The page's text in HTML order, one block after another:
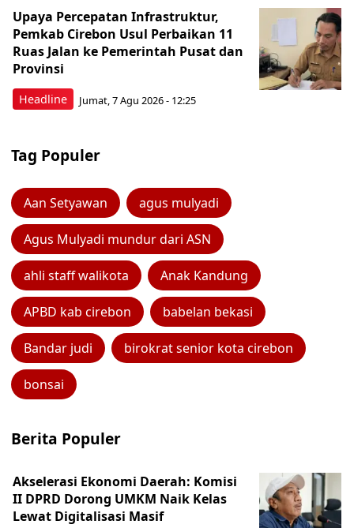
Headline
Upaya Percepatan Infrastruktur,
Pemkab Cirebon Usul Perbaikan 11
Ruas Jalan ke Pemerintah Pusat dan
Provinsi
Jumat, 7 Agu 2026 - 12:25
Tag Populer
Aan Setyawan agus mulyadi
Agus Mulyadi mundur dari ASN
ahli staff walikota Anak Kandung
APBD kab cirebon babelan bekasi
Bandar judi birokrat senior kota cirebon
bonsai
Berita Populer
Akselerasi Ekonomi Daerah: Komisi
II DPRD Dorong UMKM Naik Kelas
Lewat Digitalisasi Masif